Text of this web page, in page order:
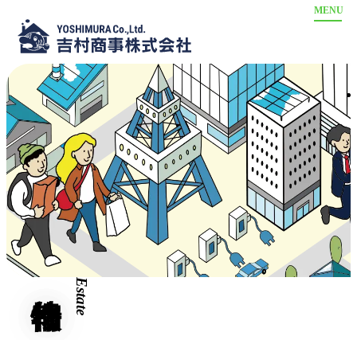
ホーム
物件情報
売買物件
賃貸物件
【八尾南】売買物件
【八尾南】賃貸物件
【八尾南】駐車場情報
駐車場情報
事業内容
不動産買取
不動産管理
リフォーム
会社案内
お問い合わせ
Estate